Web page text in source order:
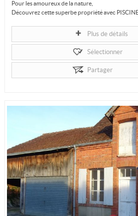
Pour les amoureux de la nature,
Découvrez cette superbe propriété avec
Plus de détails
Sélectionner
Partager